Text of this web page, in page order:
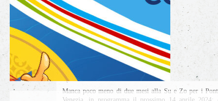
Manca poco meno di due mesi alla Su e Zo per i